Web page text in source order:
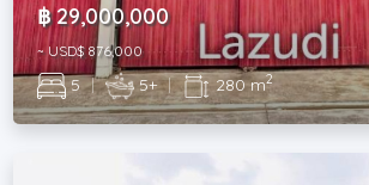
฿ 29,000,000
~ USD$ 876,000
5 | 5+ | 280 m2